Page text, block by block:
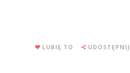
LUBIĘ TO UDOSTĘPNIJ